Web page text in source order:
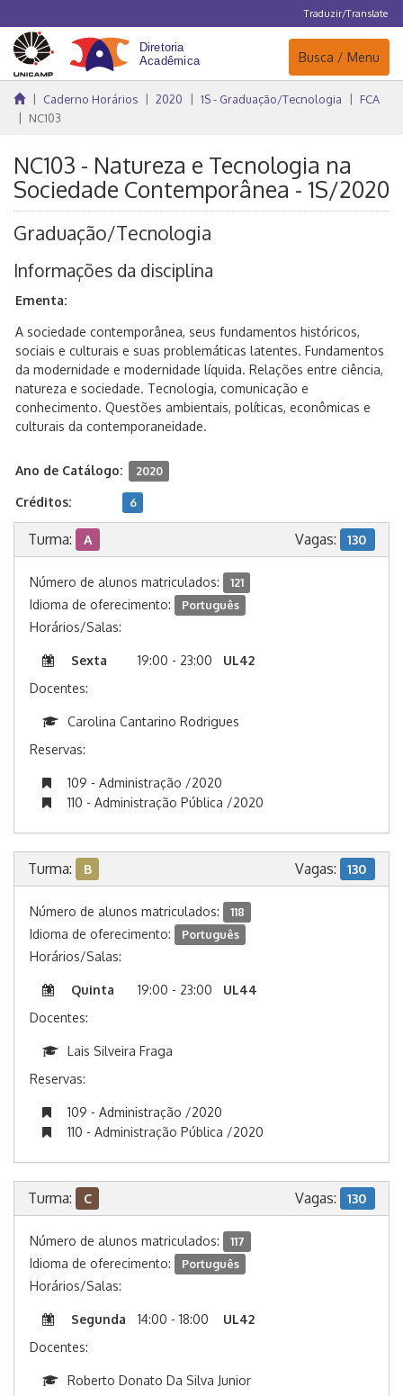
Traduzir/Translate
Navegação
Busca / Menu
Caderno Horários 2020 1S - Graduação/Tecnologia
FCA
NC103
NC103 - Natureza e Tecnologia na
Sociedade Contemporânea - 1S/2020
Graduação/Tecnologia
Informações da disciplina
Ementa:
A sociedade contemporânea, seus fundamentos históricos,
sociais e culturais e suas problemáticas latentes. Fundamentos
da modernidade e modernidade líquida. Relações entre ciência,
natureza e sociedade. Tecnologia, comunicação e
conhecimento. Questões ambientais, políticas, econômicas e
culturais da contemporaneidade.
Ano de Catálogo: 2020
Créditos: 6
Turma: A Vagas: 130
Número de alunos matriculados: 121
Idioma de oferecimento: Português
Horários/Salas:
Sexta 19:00 - 23:00
UL42
Docentes:
Carolina Cantarino Rodrigues
Reservas:
109 - Administração /2020
110 - Administração Pública /2020
Turma: B Vagas: 130
Número de alunos matriculados: 118
Idioma de oferecimento: Português
Horários/Salas:
Quinta 19:00 - 23:00
UL44
Docentes:
Lais Silveira Fraga
Reservas:
109 - Administração /2020
110 - Administração Pública /2020
Turma: C Vagas: 130
Número de alunos matriculados: 117
Idioma de oferecimento: Português
Horários/Salas:
Segunda 14:00 - 18:00
UL42
Docentes:
Roberto Donato Da Silva Junior